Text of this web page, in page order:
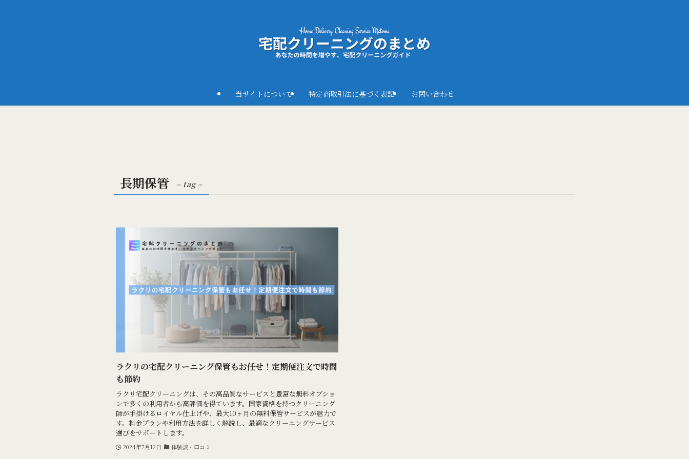
当サイトについて 特定商取引法に基づく表記 お問い合わせ
長期保管 – tag –
ラクリの宅配クリーニング保管もお任せ！定期便注文で時間
も節約
ラクリ宅配クリーニングは、その高品質なサービスと豊富な無料オプショ
ンで多くの利用者から高評価を得ています。国家資格を持つクリーニング
師が手掛けるロイヤル仕上げや、最大10ヶ月の無料保管サービスが魅力で
す。料金プランや利用方法を詳しく解説し、最適なクリーニングサービス
選びをサポートします。
2024年7月12日 体験談・口コミ